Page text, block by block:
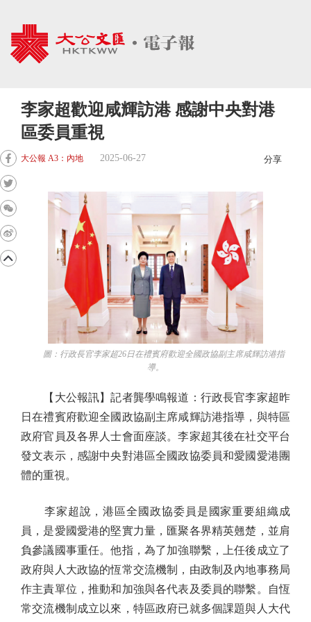
李家超歡迎咸輝訪港 感謝中央對港
區委員重視
大公報 A3：內地 2025-06-27 分享
圖：行政長官李家超26日在禮賓府歡迎全國政協副主席咸輝訪港指
導。
【大公報訊】記者龔學鳴報道：行政長官李家超昨
日在禮賓府歡迎全國政協副主席咸輝訪港指導，與特區
政府官員及各界人士會面座談。李家超其後在社交平台
發文表示，感謝中央對港區全國政協委員和愛國愛港團
體的重視。
李家超說，港區全國政協委員是國家重要組織成
員，是愛國愛港的堅實力量，匯聚各界精英翹楚，並肩
負參議國事重任。他指，為了加強聯繫，上任後成立了
政府與人大政協的恆常交流機制，由政制及內地事務局
作主責單位，推動和加強與各代表及委員的聯繫。自恆
常交流機制成立以來，特區政府已就多個課題與人大代